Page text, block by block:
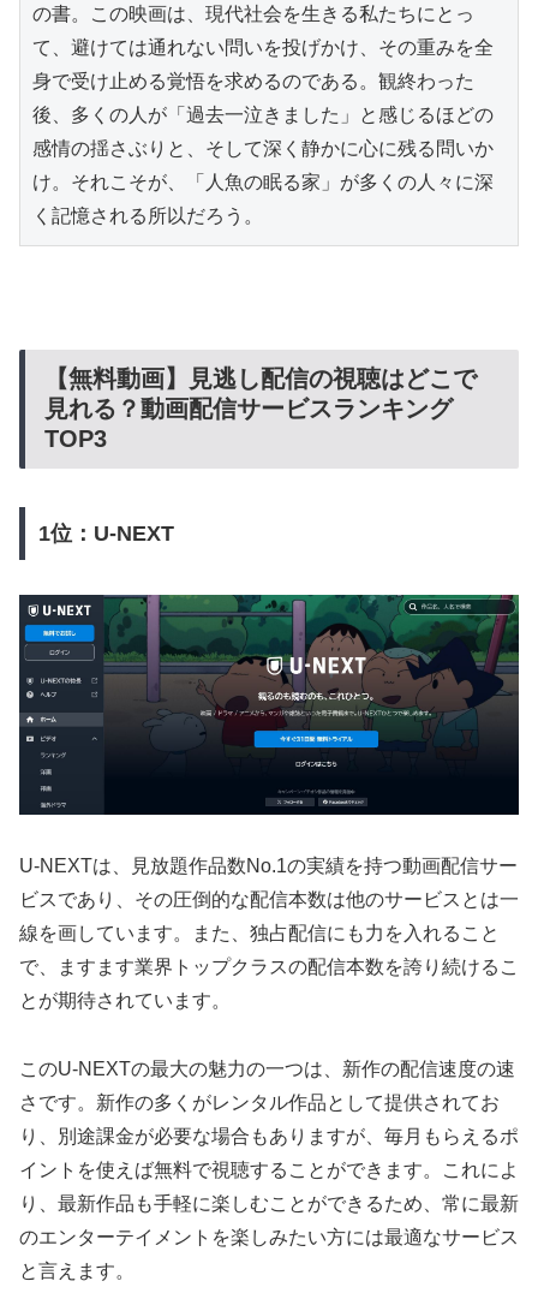
の書。この映画は、現代社会を生きる私たちにとっ
て、避けては通れない問いを投げかけ、その重みを全
身で受け止める覚悟を求めるのである。観終わった
後、多くの人が「過去一泣きました」と感じるほどの
感情の揺さぶりと、そして深く静かに心に残る問いか
け。それこそが、「人魚の眠る家」が多くの人々に深
く記憶される所以だろう。
【無料動画】見逃し配信の視聴はどこで
見れる？動画配信サービスランキング
TOP3
1位：U-NEXT
U-NEXTは、見放題作品数No.1の実績を持つ動画配信サー
ビスであり、その圧倒的な配信本数は他のサービスとは一
線を画しています。また、独占配信にも力を入れること
で、ますます業界トップクラスの配信本数を誇り続けるこ
とが期待されています。
このU-NEXTの最大の魅力の一つは、新作の配信速度の速
さです。新作の多くがレンタル作品として提供されてお
り、別途課金が必要な場合もありますが、毎月もらえるポ
イントを使えば無料で視聴することができます。これによ
り、最新作品も手軽に楽しむことができるため、常に最新
のエンターテイメントを楽しみたい方には最適なサービス
と言えます。